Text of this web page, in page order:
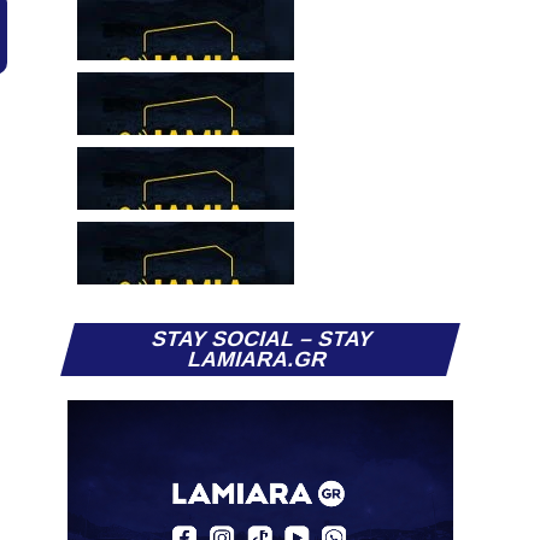
STAY SOCIAL – STAY
LAMIARA.GR